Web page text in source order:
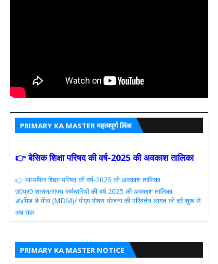
PRIMARY KA MASTER महत्वपूर्ण लिंक
👉 बेसिक शिक्षा परिषद की वर्ष-2025 की अवकाश तालिका
👉 माध्यमिक शिक्षा परिषद की वर्ष-2025 की अवकाश तालिका
उ0प्र0 शासन/राज्य कर्मचारियों की वर्ष 2025 की अवकाश तालिका
✍️मिड डे मील (MDM)/ पीएम पोषण योजना की परिवर्तन लागत की दरें शुरू से
अब तक
PRIMARY KA MASTER NOTICE